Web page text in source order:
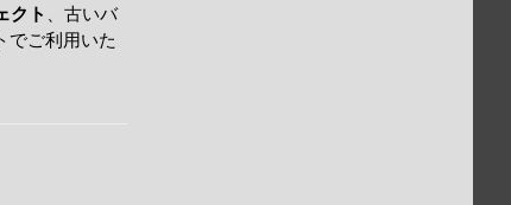
クト
、古いバ
でご利用いた